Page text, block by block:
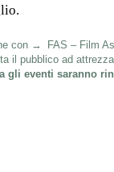
con
FAS – Film
il pubblico ad
gli eventi saranno